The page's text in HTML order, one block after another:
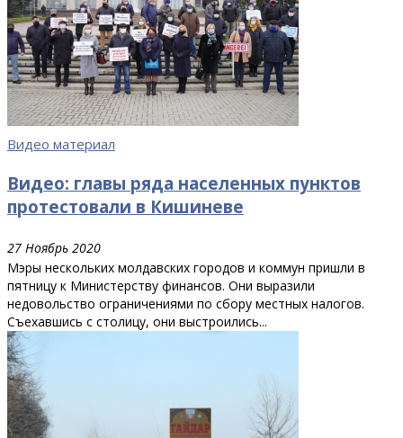
Видео материал
Видео: главы ряда населенных пунктов
протестовали в Кишиневе
27 Ноябрь 2020
Мэры нескольких молдавских городов и коммун пришли в
пятницу к Министерству финансов. Они выразили
недовольство ограничениями по сбору местных налогов.
Съехавшись с столицу, они выстроились...